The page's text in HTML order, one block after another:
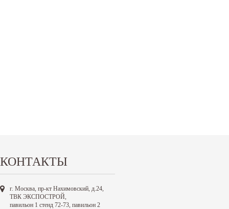
КОНТАКТЫ
г. Москва, пр-кт Нахимовский, д.24,
ТВК ЭКСПОСТРОЙ,
павильон 1 стенд 72-73, павильон 2